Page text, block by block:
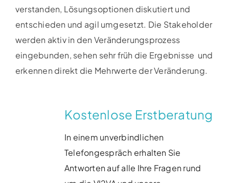
verstanden, Lösungsoptionen diskutiert und
entschieden und agil umgesetzt. Die Stakeholder
werden aktiv in den Veränderungsprozess
eingebunden, sehen sehr früh die Ergebnisse und
erkennen direkt die Mehrwerte der Veränderung.
Kostenlose Erstberatung
In einem unverbindlichen
Telefongespräch erhalten Sie
Antworten auf alle Ihre Fragen rund